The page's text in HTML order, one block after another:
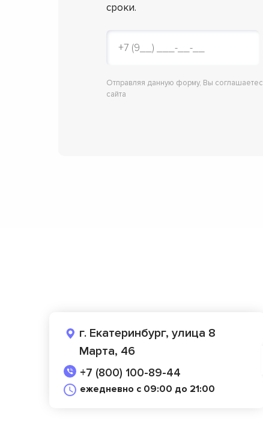
сроки.
Отправляя данную форму, Вы
сайта
г. Екатеринбург, улица 8
Марта, 46
+7 (800) 100-89-44
ежедневно с 09:00 до 21:00